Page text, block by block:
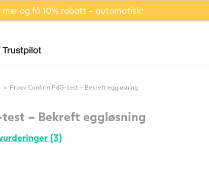
og få 10% rabatt – automatisk!
Proov Confirm PdG-test – Bekreft eggløsning
– Bekreft eggløsning
(3)